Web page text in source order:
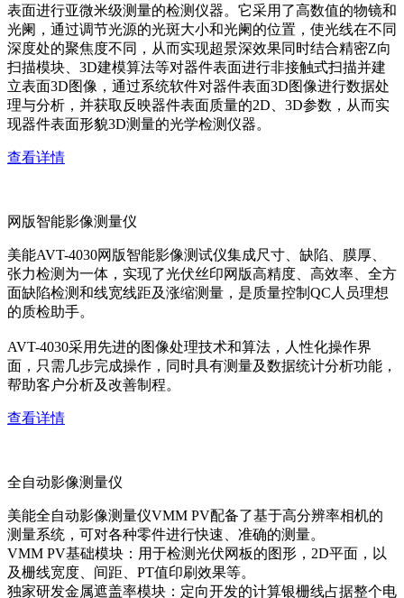
表面进行亚微米级测量的检测仪器。它采用了高数值的物镜和
光阑，通过调节光源的光斑大小和光阑的位置，使光线在不同
深度处的聚焦度不同，从而实现超景深效果同时结合精密Z向
扫描模块、3D建模算法等对器件表面进行非接触式扫描并建
立表面3D图像，通过系统软件对器件表面3D图像进行数据处
理与分析，并获取反映器件表面质量的2D、3D参数，从而实
现器件表面形貌3D测量的光学检测仪器。
查看详情
网版智能影像测量仪
美能AVT-4030网版智能影像测试仪集成尺寸、缺陷、膜厚、
张力检测为一体，实现了光伏丝印网版高精度、高效率、全方
面缺陷检测和线宽线距及涨缩测量，是质量控制QC人员理想
的质检助手。
AVT-4030采用先进的图像处理技术和算法，人性化操作界
面，只需几步完成操作，同时具有测量及数据统计分析功能，
帮助客户分析及改善制程。
查看详情
全自动影像测量仪
美能全自动影像测量仪VMM PV配备了基于高分辨率相机的
测量系统，可对各种零件进行快速、准确的测量。
VMM PV基础模块：用于检测光伏网板的图形，2D平面，以
及栅线宽度、间距、PT值印刷效果等。
独家研发金属遮盖率模块：定向开发的计算银栅线占据整个电